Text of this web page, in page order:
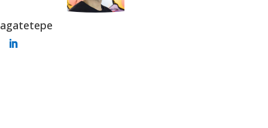
agatetepe